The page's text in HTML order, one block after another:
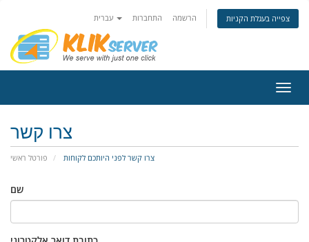
התחברות הרשמה צפייה בעגלת הקניות
ניווט
צרו קשר
פורטל ראשי צרו קשר לפני היותכם לקוחות
שם